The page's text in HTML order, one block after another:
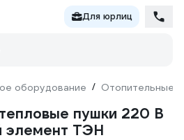
Для юрлиц
оборудование / Отопительные
пушки 220 В
элемент ТЭН